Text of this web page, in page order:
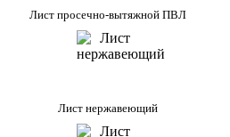
Лист просечно-вытяжной ПВЛ
Лист нержавеющий